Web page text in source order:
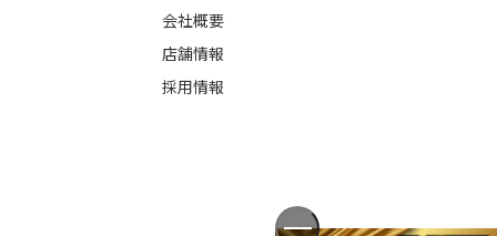
会社概要
店舗情報
採用情報